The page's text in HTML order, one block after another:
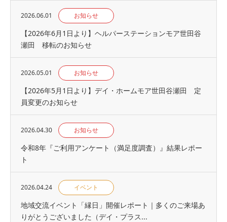
2026.06.01 お知らせ
【2026年6月1日より】ヘルパーステーションモア世田谷
瀬田 移転のお知らせ
2026.05.01 お知らせ
【2026年5月1日より】デイ・ホームモア世田谷瀬田 定
員変更のお知らせ
2026.04.30 お知らせ
令和8年『ご利用アンケート（満足度調査）』結果レポー
ト
2026.04.24 イベント
地域交流イベント「縁日」開催レポート｜多くのご来場あ
りがとうございました（デイ・プラス...